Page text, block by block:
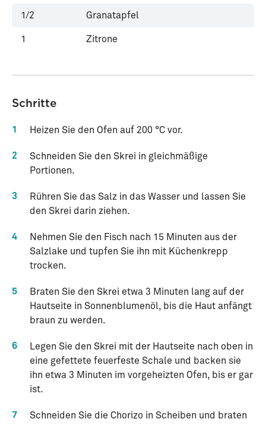
1/2 Granatapfel
1 Zitrone
Schritte
1 Heizen Sie den Ofen auf 200 °C vor.
2
Schneiden Sie den Skrei in gleichmäßige
Portionen.
3
Rühren Sie das Salz in das Wasser und lassen Sie
den Skrei darin ziehen.
4
Nehmen Sie den Fisch nach 15 Minuten aus der
Salzlake und tupfen Sie ihn mit Küchenkrepp
trocken.
5
Braten Sie den Skrei etwa 3 Minuten lang auf der
Hautseite in Sonnenblumenöl, bis die Haut anfängt
braun zu werden.
6
Legen Sie den Skrei mit der Hautseite nach oben in
eine gefettete feuerfeste Schale und backen sie
ihn etwa 3 Minuten im vorgeheizten Ofen, bis er gar
ist.
7
Schneiden Sie die Chorizo in Scheiben und braten